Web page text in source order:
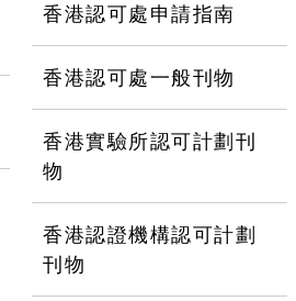
香港認可處申請指南
香港認可處一般刊物
香港實驗所認可計劃刊
物
香港認證機構認可計劃
刊物